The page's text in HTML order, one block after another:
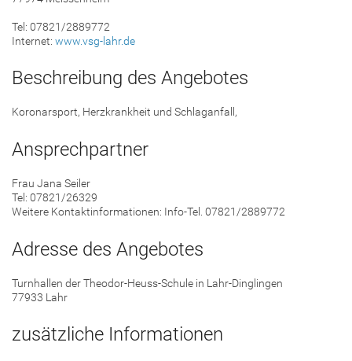
Tel: 07821/2889772
Internet: www.vsg-lahr.de
Beschreibung des Angebotes
Koronarsport, Herzkrankheit und Schlaganfall,
Ansprechpartner
Frau Jana Seiler
Tel: 07821/26329
Weitere Kontaktinformationen: Info-Tel. 07821/2889772
Adresse des Angebotes
Turnhallen der Theodor-Heuss-Schule in Lahr-Dinglingen
77933 Lahr
zusätzliche Informationen